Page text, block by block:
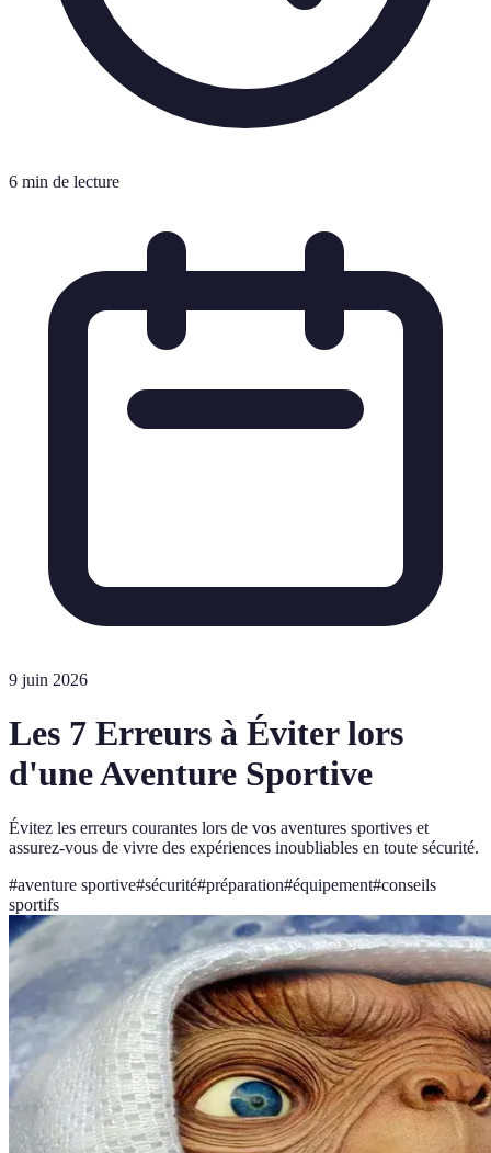
6 min de lecture
9 juin 2026
Les 7 Erreurs à Éviter lors
d'une Aventure Sportive
Évitez les erreurs courantes lors de vos aventures sportives et
assurez-vous de vivre des expériences inoubliables en toute sécurité.
#aventure sportive#sécurité#préparation#équipement#conseils
sportifs